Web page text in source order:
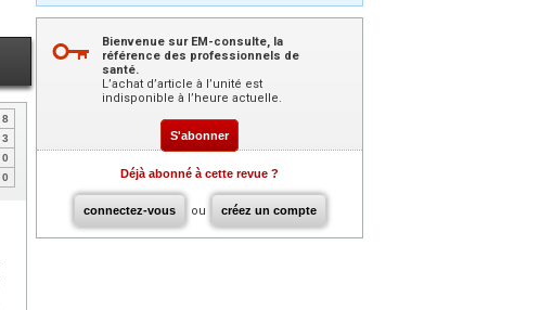
8
3
0
0
Bienvenue sur EM-consulte, la
référence des professionnels de
santé.
L’achat d’article à l’unité est
indisponible à l’heure actuelle.
S'abonner
Déjà abonné à cette revue ?
connectez-vous ou créez un compte